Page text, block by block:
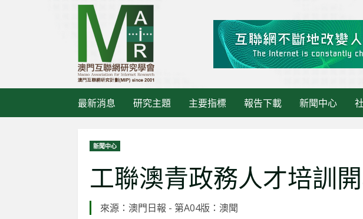
最新消息 研究主題 主要指標 報告下載 新聞中心
新聞中心
工聯澳青政務人才培訓
來源：澳門日報 - 第A04版：澳聞